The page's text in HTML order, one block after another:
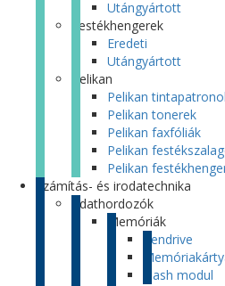
Utángyártott
Festékhengerek
Eredeti
Utángyártott
Pelikan
Pelikan
Pelikan tonerek
Pelikan faxfóliák
Pelikan
Pelikan
Számítás- és irodatechnika
Adathordozók
Memóriák
Pendrive
Flash modul